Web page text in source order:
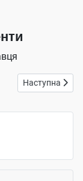
Наступна
Наступна